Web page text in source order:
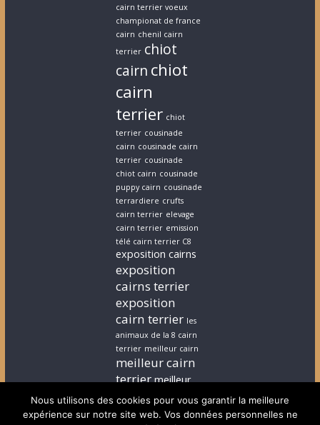
cairn terrier voeux
championat de france
cairn chenil cairn
terrier chiot
cairn chiot
cairn
terrier chiot
terrier cousinade
cairn cousinade cairn
terrier cousinade
chiot cairn cousinade
puppy cairn cousinade
terrardiere crufts
cairn terrier elevage
cairn terrier emission
télé cairn terrier C8
exposition cairns
exposition
cairns terrier
exposition
cairn terrier les
animaux de la 8 cairn
terrier meilleur cairn
meilleur cairn
terrier meilleur
elevage cairn
terrier
stephanie
Nous utilisons des cookies pour vous garantir la meilleure
expérience sur notre site web. Vos données personnelles ne